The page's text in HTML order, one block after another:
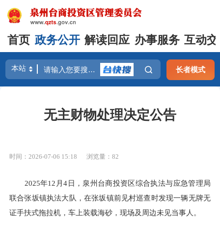
首页 政务公开 解读回应 办事服务 互动
长者模式
无主财物处理决定公告
时间：2026-07-06 15:18 浏览量： 82
2025年12月4日，泉州台商投资区综合执法与应急管理局
联合张坂镇执法大队，在张坂镇前见村巡查时发现一辆无牌无
证手扶式拖拉机，车上装载海砂，现场及周边未见当事人。